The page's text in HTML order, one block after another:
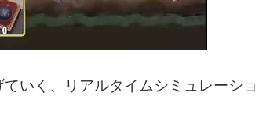
いく、リアルタイムシミュレーショ